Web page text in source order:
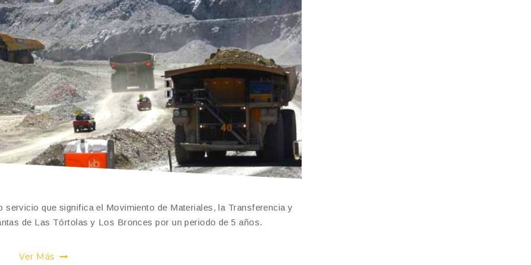
que significa el Movimiento de Materiales, la Transferencia y
de Las Tórtolas y Los Bronces por un periodo de 5 años.
Ver Más